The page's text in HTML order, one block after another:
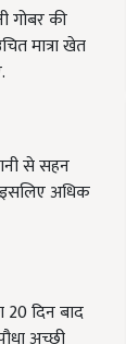
गोबर की
मात्रा खेत
से सहन
इसलिए अधिक
दिन बाद